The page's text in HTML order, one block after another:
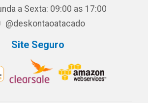
a Sexta: 09:00 as 17:00
@deskontaoatacado
Site Seguro